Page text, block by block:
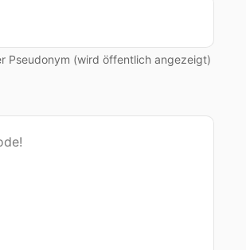
Pseudonym (wird öffentlich angezeigt)